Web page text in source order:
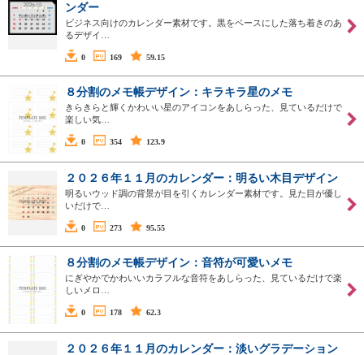
ンダー
ビジネス向けのカレンダー素材です。黒をベースにした落ち着きのあ
るデザイ…
0 169 59.15
８分割のメモ帳デザイン：キラキラ星のメモ
きらきらと輝くかわいい星のアイコンをあしらった、見ているだけで
楽しい気…
0 354 123.9
２０２６年１１月のカレンダー：明るい木目デザイン
明るいウッド調の背景が目を引くカレンダー素材です。見た目が優し
いだけで…
0 273 95.55
８分割のメモ帳デザイン：音符が可愛いメモ
にぎやかでかわいいカラフルな音符をあしらった、見ているだけで楽
しいメロ…
0 178 62.3
２０２６年１１月のカレンダー：淡いグラデーション